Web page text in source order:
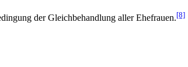
der Gleichbehandlung aller Ehefrauen.[8]